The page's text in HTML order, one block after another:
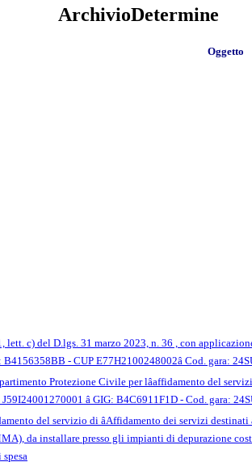
ArchivioDetermine
Oggetto
1, lett. c) del D.lgs. 31 marzo 2023, n. 36 , con
B4156358BB - CUP E77H2100248002â Cod. gara:
Protezione Civile per lâaffidamento del
J59I24001270001 â GIG: B4C6911F1D - Cod. gara:
del servizio di âAffidamento dei servizi
da installare presso gli impianti di depurazione
spesa